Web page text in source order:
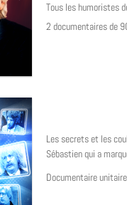
Tous les humoristes
2 documentaires de
Les secrets et les
Sébastien qui a
Documentaire